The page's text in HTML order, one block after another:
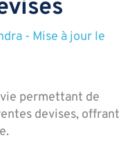
- Mise à jour le
permettant de
devises, offrant